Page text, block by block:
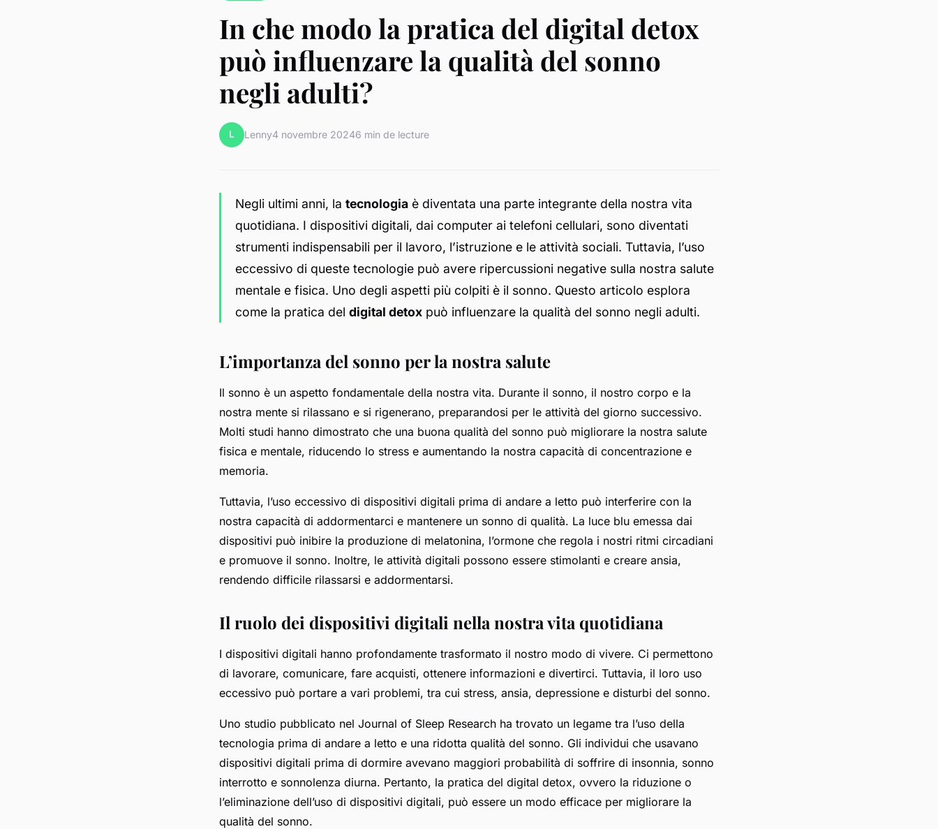
In che modo la pratica del digital detox
può influenzare la qualità del sonno
negli adulti?
L Lenny4 novembre 20246 min de lecture
Negli ultimi anni, la tecnologia è diventata una parte integrante della nostra vita
quotidiana. I dispositivi digitali, dai computer ai telefoni cellulari, sono diventati
strumenti indispensabili per il lavoro, l’istruzione e le attività sociali. Tuttavia, l’uso
eccessivo di queste tecnologie può avere ripercussioni negative sulla nostra salute
mentale e fisica. Uno degli aspetti più colpiti è il sonno. Questo articolo esplora
come la pratica del digital detox può influenzare la qualità del sonno negli adulti.
L’importanza del sonno per la nostra salute
Il sonno è un aspetto fondamentale della nostra vita. Durante il sonno, il nostro corpo e la
nostra mente si rilassano e si rigenerano, preparandosi per le attività del giorno successivo.
Molti studi hanno dimostrato che una buona qualità del sonno può migliorare la nostra salute
fisica e mentale, riducendo lo stress e aumentando la nostra capacità di concentrazione e
memoria.
Tuttavia, l’uso eccessivo di dispositivi digitali prima di andare a letto può interferire con la
nostra capacità di addormentarci e mantenere un sonno di qualità. La luce blu emessa dai
dispositivi può inibire la produzione di melatonina, l’ormone che regola i nostri ritmi circadiani
e promuove il sonno. Inoltre, le attività digitali possono essere stimolanti e creare ansia,
rendendo difficile rilassarsi e addormentarsi.
Il ruolo dei dispositivi digitali nella nostra vita quotidiana
I dispositivi digitali hanno profondamente trasformato il nostro modo di vivere. Ci permettono
di lavorare, comunicare, fare acquisti, ottenere informazioni e divertirci. Tuttavia, il loro uso
eccessivo può portare a vari problemi, tra cui stress, ansia, depressione e disturbi del sonno.
Uno studio pubblicato nel Journal of Sleep Research ha trovato un legame tra l’uso della
tecnologia prima di andare a letto e una ridotta qualità del sonno. Gli individui che usavano
dispositivi digitali prima di dormire avevano maggiori probabilità di soffrire di insonnia, sonno
interrotto e sonnolenza diurna. Pertanto, la pratica del digital detox, ovvero la riduzione o
l’eliminazione dell’uso di dispositivi digitali, può essere un modo efficace per migliorare la
qualità del sonno.